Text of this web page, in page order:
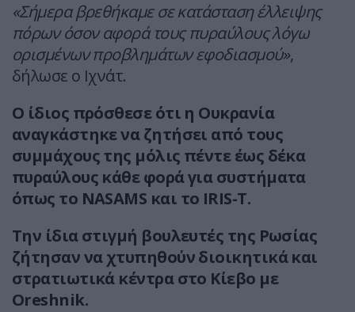
«Σήμερα βρεθήκαμε σε κατάσταση έλλειψης
πόρων όσον αφορά τους πυραύλους λόγω
ορισμένων προβλημάτων εφοδιασμού»,
δήλωσε ο Ιχνάτ.
Ο ίδιος πρόσθεσε ότι η Ουκρανία
αναγκάστηκε να ζητήσει από τους
συμμάχους της μόλις πέντε έως δέκα
πυραύλους κάθε φορά για συστήματα
όπως το NASAMS και το IRIS-T.
Την ίδια στιγμή βουλευτές της Ρωσίας
ζήτησαν να χτυπηθούν διοικητικά και
στρατιωτικά κέντρα στο Κίεβο με
Oreshnik.